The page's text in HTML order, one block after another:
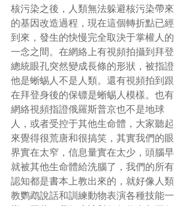
核污染之後，人類無法躲避核污染帶來
的基因改造過程，現在這個轉折點已經
到來，發生的快慢完全取決于掌權人的
一念之間。在網絡上有視頻拍攝到拜登
總統眼孔突然變成長條的形狀，被指證
他是蜥蜴人不是人類。還有視頻拍到跟
在拜登身後的保镖是蜥蜴人模樣。也有
網絡視頻指證俄羅斯普京也不是地球
人，或者受控于其他生命體，大家聽起
來覺得很荒唐和很搞笑，其實我們的眼
界實在太窄，信息量實在太少，頭腦早
就被其他生命體給洗腦了，我們的所有
認知都是書本上教出來的，就好像人類
教鹦鹉說話和訓練動物表演各種技能一